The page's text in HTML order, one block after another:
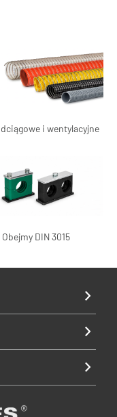
i wentylacyjne
Obejmy DIN 3015